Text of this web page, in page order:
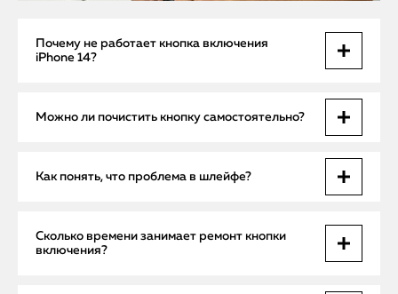
Почему не работает кнопка включения
iPhone 14?
неисправностью кнопки или засором под клавишей.
Можно ли почистить кнопку самостоятельно?
неправильное вмешательство может повредить шлейф
Как понять, что проблема в шлейфе?
Если кнопка визуально цела, но не реагирует на нажатие
или срабатывает частично, это часто указывает на
неисправность шлейфа. Мастер проверяет соединения и
Сколько времени занимает ремонт кнопки
включения?